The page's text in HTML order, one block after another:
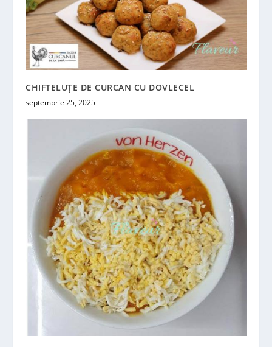
CHIFTELUȚE DE CURCAN CU DOVLECEL
septembrie 25, 2025